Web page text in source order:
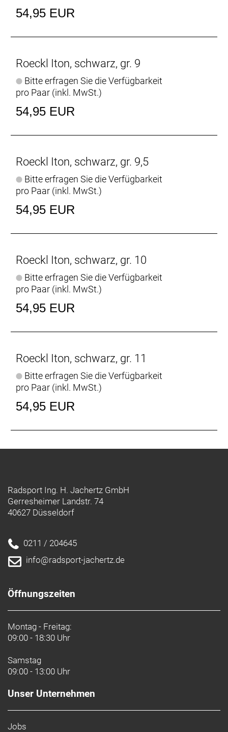
54,95 EUR
Roeckl Iton, schwarz, gr. 9
Bitte erfragen Sie die Verfügbarkeit
pro Paar (inkl. MwSt.)
54,95 EUR
Roeckl Iton, schwarz, gr. 9,5
Bitte erfragen Sie die Verfügbarkeit
pro Paar (inkl. MwSt.)
54,95 EUR
Roeckl Iton, schwarz, gr. 10
Bitte erfragen Sie die Verfügbarkeit
pro Paar (inkl. MwSt.)
54,95 EUR
Roeckl Iton, schwarz, gr. 11
Bitte erfragen Sie die Verfügbarkeit
pro Paar (inkl. MwSt.)
54,95 EUR
Radsport Ing. H. Jachertz GmbH
Gerresheimer Landstr. 74
40627 Düsseldorf
0211 / 204645
info@radsport-jachertz.de
Öffnungszeiten
Montag - Freitag:
09:00 - 18:30 Uhr
Samstag
09:00 - 13:00 Uhr
Unser Unternehmen
Jobs